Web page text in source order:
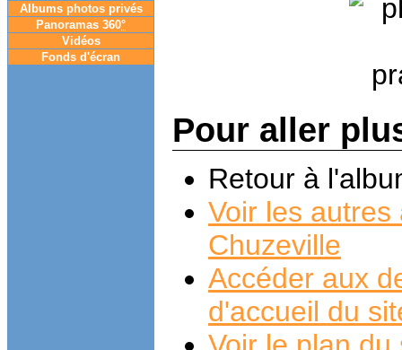
Albums photos privés
Panoramas 360°
Vidéos
Fonds d'écran
Pour aller
Retour à
Voir les
Chuzeville
Accéder aux
d'accueil du